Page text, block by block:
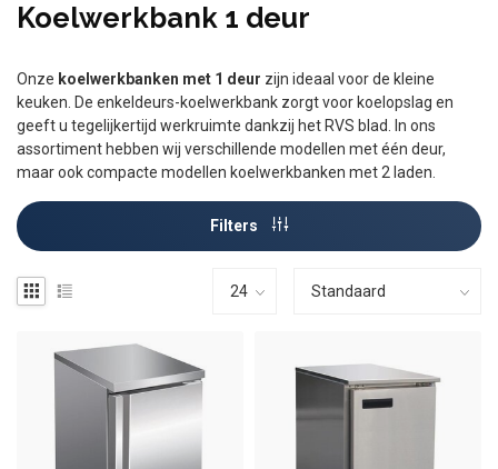
Koelwerkbank 1 deur
Onze koelwerkbanken met 1 deur zijn ideaal voor de kleine
keuken. De enkeldeurs-koelwerkbank zorgt voor koelopslag en
geeft u tegelijkertijd werkruimte dankzij het RVS blad. In ons
assortiment hebben wij verschillende modellen met één deur,
maar ook compacte modellen koelwerkbanken met 2 laden.
Filters